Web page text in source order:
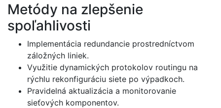
Metódy na zlepšenie
spoľahlivosti
Implementácia redundancie prostredníctvom
záložných liniek.
Využitie dynamických protokolov routingu na
rýchlu rekonfiguráciu siete po výpadkoch.
Pravidelná aktualizácia a monitorovanie
sieťových komponentov.